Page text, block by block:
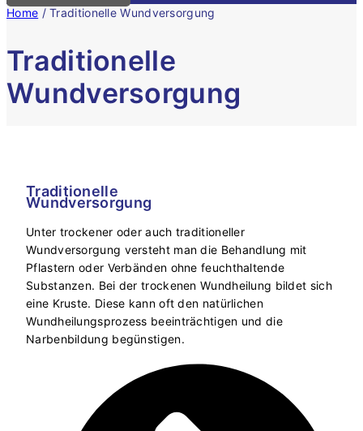
Home / Traditionelle Wundversorgung
Traditionelle
Wundversorgung
Traditionelle
Wundversorgung
Unter trockener oder auch traditioneller
Wundversorgung versteht man die Behandlung mit
Pflastern oder Verbänden ohne feuchthaltende
Substanzen. Bei der trockenen Wundheilung bildet sich
eine Kruste. Diese kann oft den natürlichen
Wundheilungsprozess beeinträchtigen und die
Narbenbildung begünstigen.